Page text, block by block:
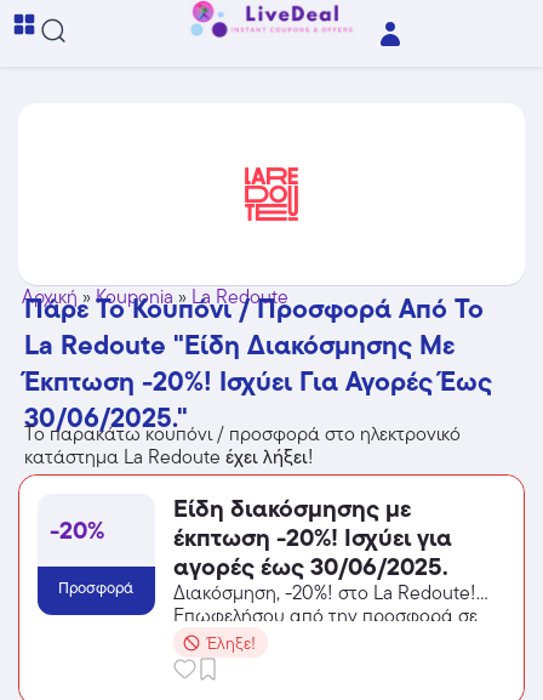
Αρχική »Kouponia » La Redoute
Πάρε Το Κουπόνι / Προσφορά Από Το
La Redoute "Είδη Διακόσμησης Με
Έκπτωση -20%! Ισχύει Για Αγορές Έως
30/06/2025."
Το παρακάτω κουπόνι / προσφορά στο ηλεκτρονικό
κατάστημα La Redoute έχει λήξει!
-20%
Προσφορά
Είδη διακόσμησης με
έκπτωση -20%! Ισχύει για
αγορές έως 30/06/2025.
Διακόσμηση, -20%! στο La Redoute!
Επωφελήσου από την προσφορά σε
Είδη Σπιτιού / Κήπος / DIY του La
Redoute και κέρδισε από τις
εκπτώσεις!
Έληξε!